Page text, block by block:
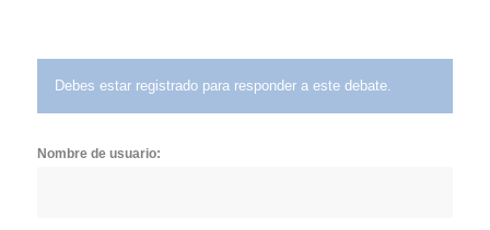
Debes estar registrado para responder a este debate.
Nombre de usuario: